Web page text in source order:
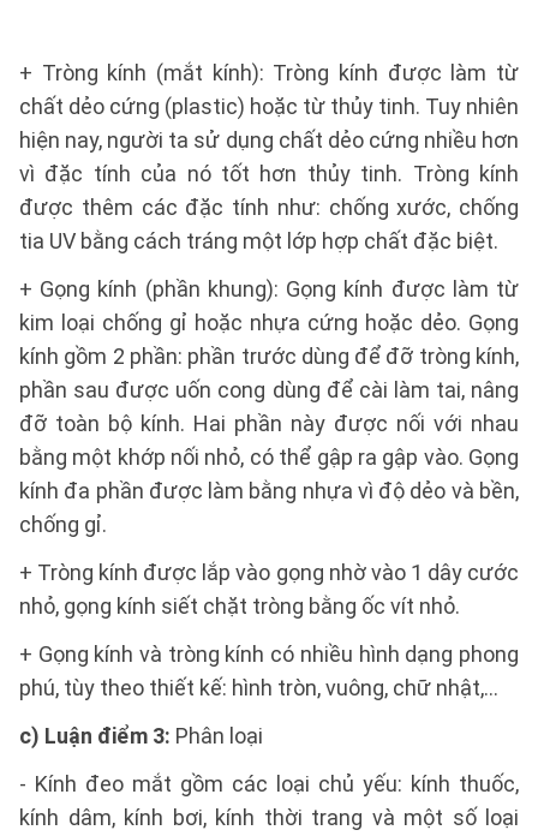
+ Tròng kính (mắt kính): Tròng kính được làm từ
chất dẻo cứng (plastic) hoặc từ thủy tinh. Tuy nhiên
hiện nay, người ta sử dụng chất dẻo cứng nhiều hơn
vì đặc tính của nó tốt hơn thủy tinh. Tròng kính
được thêm các đặc tính như: chống xước, chống
tia UV bằng cách tráng một lớp hợp chất đặc biệt.
+ Gọng kính (phần khung): Gọng kính được làm từ
kim loại chống gỉ hoặc nhựa cứng hoặc dẻo. Gọng
kính gồm 2 phần: phần trước dùng để đỡ tròng kính,
phần sau được uốn cong dùng để cài làm tai, nâng
đỡ toàn bộ kính. Hai phần này được nối với nhau
bằng một khớp nối nhỏ, có thể gập ra gập vào. Gọng
kính đa phần được làm bằng nhựa vì độ dẻo và bền,
chống gỉ.
+ Tròng kính được lắp vào gọng nhờ vào 1 dây cước
nhỏ, gọng kính siết chặt tròng bằng ốc vít nhỏ.
+ Gọng kính và tròng kính có nhiều hình dạng phong
phú, tùy theo thiết kế: hình tròn, vuông, chữ nhật,…
c) Luận điểm 3: Phân loại
- Kính đeo mắt gồm các loại chủ yếu: kính thuốc,
kính dâm, kính bơi, kính thời trang và một số loại